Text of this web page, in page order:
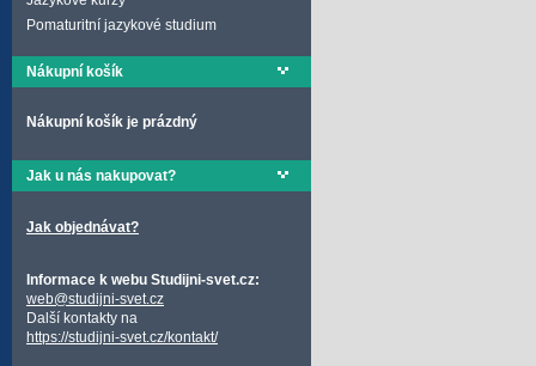
Pomaturitní jazykové studium
Nákupní košík
Nákupní košík je prázdný
Jak u nás nakupovat?
Jak objednávat?
Informace k webu Studijni-svet.cz:
web@studijni-svet.cz
Další kontakty na
https://studijni-svet.cz/kontakt/